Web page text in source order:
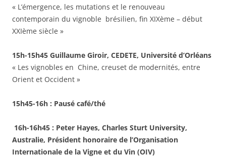
« L’émergence, les mutations et le renouveau
contemporain du vignoble brésilien, fin XIXème – début
XXIème siècle »
15h-15h45 Guillaume Giroir, CEDETE, Université d’Orléans
« Les vignobles en Chine, creuset de modernités, entre
Orient et Occident »
15h45-16h : Pausé café/thé
16h-16h45 : Peter Hayes, Charles Sturt University,
Australie, Président honoraire de l’Organisation
Internationale de la Vigne et du Vin (OIV)